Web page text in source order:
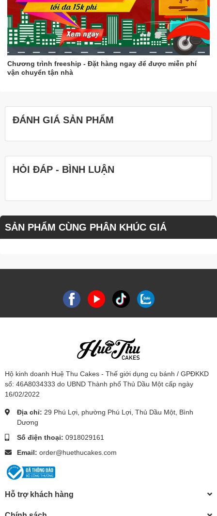
Chương trình freeship - Đặt hàng ngay để được miễn phí
vận chuyển tận nhà
ĐÁNH GIÁ SẢN PHẨM
HỎI ĐÁP - BÌNH LUẬN
SẢN PHẨM CÙNG PHÂN KHÚC GIÁ
Hộ kinh doanh Huệ Thu Cakes - Thế giới dụng cụ bánh / GPĐKKD
số: 46A8034333 do UBND Thành phố Thủ Dầu Một cấp ngày
16/02/2022
Địa chỉ: 29 Phú Lợi, phường Phú Lợi, Thủ Dầu Một, Bình
Dương
Số điện thoại: 0918029161
Email: order@huethucakes.com
Hỗ trợ khách hàng